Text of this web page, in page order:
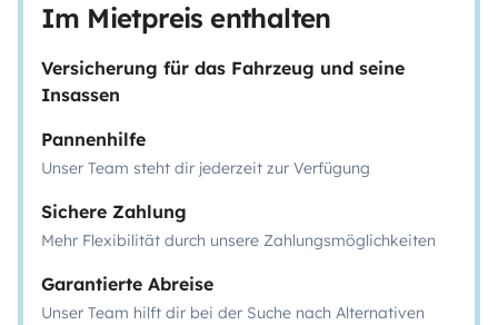
Im Mietpreis enthalten
Versicherung für das Fahrzeug und seine
Insassen
Pannenhilfe
Unser Team steht dir jederzeit zur Verfügung
Sichere Zahlung
Mehr Flexibilität durch unsere Zahlungsmöglichkeiten
Garantierte Abreise
Unser Team hilft dir bei der Suche nach Alternativen